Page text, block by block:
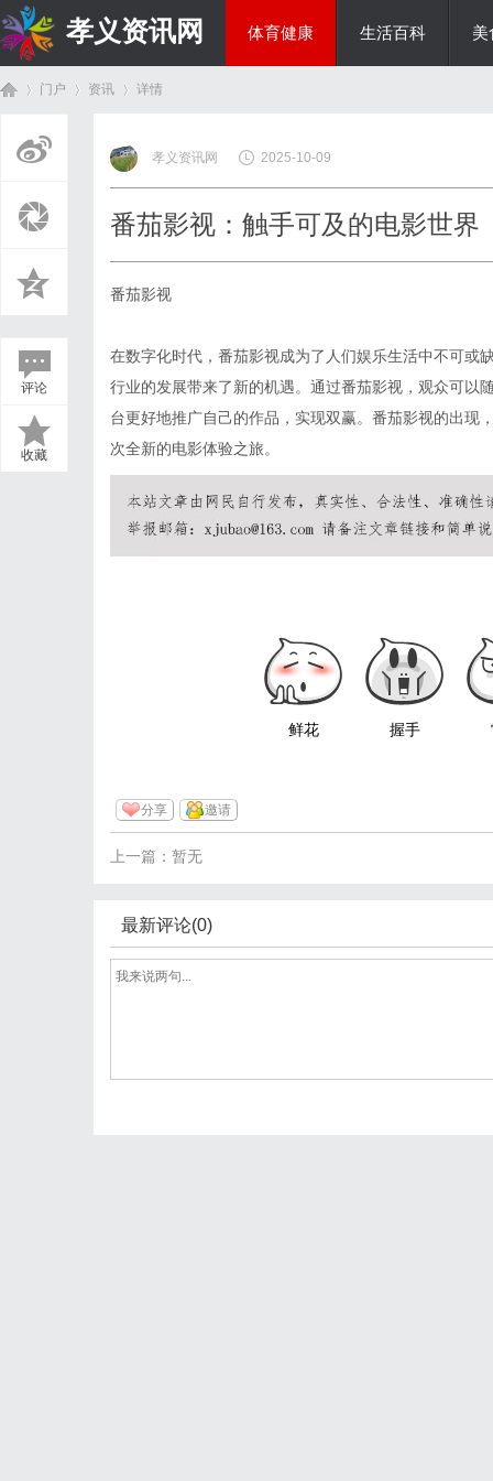
孝义资讯网 体育健康 生活百科 美
门户 资讯
›
详情
评论
收藏
孝义资讯网 2025-10-09
番茄影视：触手可及的电影世界
番茄影视
在数字化时代，番茄影视成为了人们娱乐生活中不可或
行业的发展带来了新的机遇。通过番茄影视，观众可以
台更好地推广自己的作品，实现双赢。番茄影视的出现
次全新的电影体验之旅。
鲜花 握手
分享 邀请
上一篇：暂无
最新评论(0)